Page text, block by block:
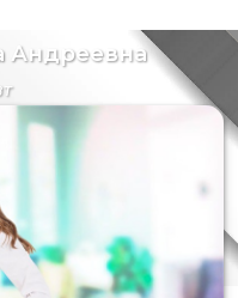
Андреевна